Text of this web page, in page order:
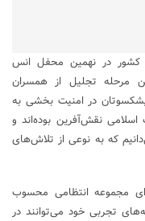
کشور در نهمین محفل انس
مرحله تجلیل از همسران
در امنیت بخشی به
اسلامی نقش‌آفرین بوده‌اند و
که به نوعی از تلاش‌های
مجموعه انتظامی محسوب
تجربی خود می‌توانند در